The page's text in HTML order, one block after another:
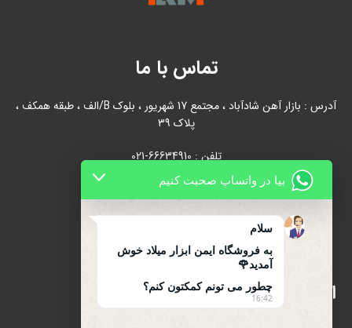
تماس با ما
آدرس : بازار آهن شادآباد ، مجتمع 17 شهریور ، بلوک B/الف ، طبقه همکف ،
پلاک 39
تلفن : 66634910-021
021-66631684
اینماد
بیا در واتساپ صحبت کنیم
سلام
به فروشگاه ایمن ابزار میلاد خوش
آمدید🌹
چطور می تونم کمکتون کنم؟
16:42